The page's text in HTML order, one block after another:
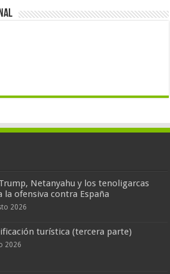
Netanyahu y los tenoligarcas
la ofensiva contra España
2026
turística (tercera parte)
2026